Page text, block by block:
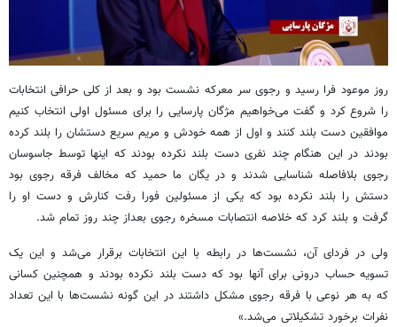
روز موعود فرا رسید و رجوی سر معرکه نشست بود و بعد از کلی حرافی انتخابات
را شروع کرد و گفت می‌خواهیم مژگان پارسایی را برای مسئول اولی انتخاب کنیم
موافقین دست بلند کنند و اول از همه خودش و مریم سریع دستشان را بلند کرده
بودند در این هنگام چند نفری دست بلند نکرده بودند که اینها توسط جاسوسان
رجوی بلافاصله شناسایی شدند و در یگان ما حمید که مخالف فرقه رجوی بود
دستش را بلند نکرده بود که یکی از مسئولین فورا رفت کنارش و دست او را
گرفت و بلند کرد که خلاصه انتصابات مسخره رجوی بعداز چند روز تمام شد.
ولی در فردای آن، نشست‌ها در رابطه با این انتخابات برقرار می‌شد و این یک
تسویه حساب درونی برای آنها بود که دست بلند نکرده بودند و همچنین کسانی
که به هر نوعی با فرقه رجوی مشکل داشتند در این گونه نشست‌ها با این تعداد
نفرات برخورد تشکیلاتی می‌شد.»